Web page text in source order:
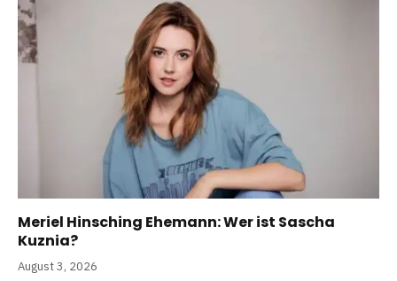
Meriel Hinsching Ehemann: Wer ist Sascha
Kuznia?
August 3, 2026